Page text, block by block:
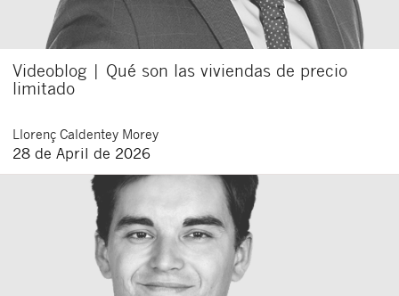
Videoblog | Qué son las viviendas de precio
limitado
Llorenç Caldentey Morey
28 de April de 2026